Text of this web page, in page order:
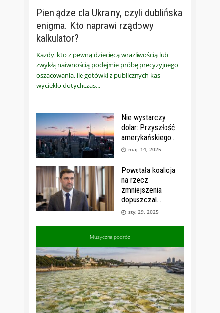
Pieniądze dla Ukrainy, czyli dublińska
enigma. Kto naprawi rządowy
kalkulator?
Każdy, kto z pewną dziecięcą wrażliwością lub
zwykłą naiwnością podejmie próbę precyzyjnego
oszacowania, ile gotówki z publicznych kas
wyciekło dotychczas
Nie wystarczy
dolar: Przyszłość
amerykańskiego
maj, 14, 2025
Powstała koalicja
na rzecz
zmniejszenia
dopuszczal
sty, 29, 2025
Muzyczna podróż